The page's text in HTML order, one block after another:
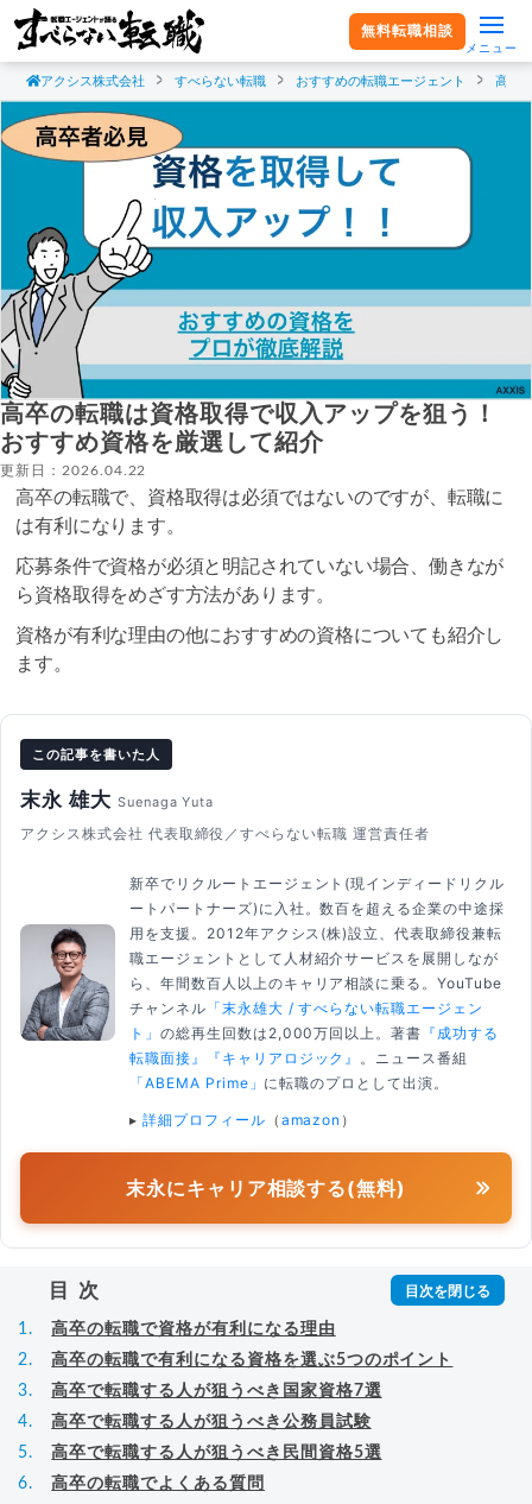
無料転職相談
メニュー
アクシス株式会社 すべらない転職 おすすめの転職エージェント 高卒
高卒の転職は資格取得で収入アップを狙う！
おすすめ資格を厳選して紹介
更新日：2026.04.22
高卒の転職で、資格取得は必須ではないのですが、転職に
は有利になります。
応募条件で資格が必須と明記されていない場合、働きなが
ら資格取得をめざす方法があります。
資格が有利な理由の他におすすめの資格についても紹介し
ます。
この記事を書いた人
末永 雄大 Suenaga Yuta
アクシス株式会社 代表取締役／すべらない転職 運営責任者
新卒でリクルートエージェント(現インディードリクル
ートパートナーズ)に入社。数百を超える企業の中途採
用を支援。2012年アクシス(株)設立、代表取締役兼転
職エージェントとして人材紹介サービスを展開しなが
ら、年間数百人以上のキャリア相談に乗る。YouTube
チャンネル 「末永雄大 / すべらない転職エージェン
ト」 の総再生回数は2,000万回以上。著書 『成功する
転職面接』
『キャリアロジック』
。ニュース番組
「ABEMA Prime」 に転職のプロとして出演。
▸ 詳細プロフィール （ amazon ）
末永にキャリア相談する(無料)
目次
高卒の転職で資格が有利になる理由
高卒の転職で有利になる資格を選ぶ5つのポイント
高卒で転職する人が狙うべき国家資格7選
高卒で転職する人が狙うべき公務員試験
高卒で転職する人が狙うべき民間資格5選
高卒の転職でよくある質問